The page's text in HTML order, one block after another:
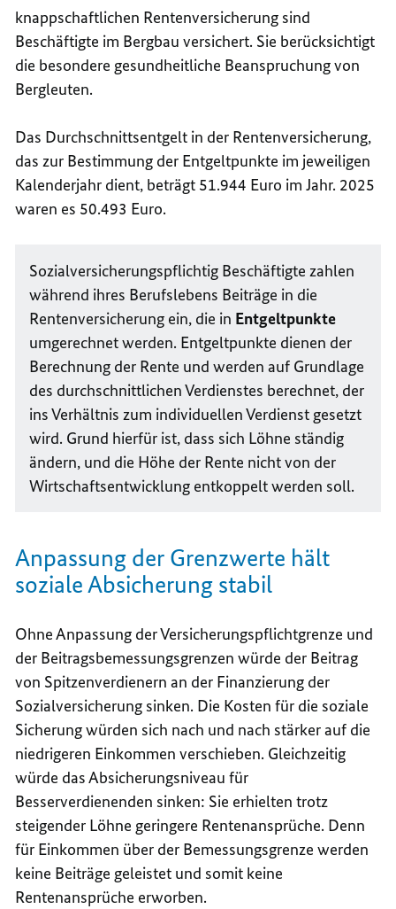
knappschaftlichen Rentenversicherung sind
Beschäftigte im Bergbau versichert. Sie berücksichtigt
die besondere gesundheitliche Beanspruchung von
Bergleuten.
Das Durchschnittsentgelt in der Rentenversicherung,
das zur Bestimmung der Entgeltpunkte im jeweiligen
Kalenderjahr dient, beträgt 51.944 Euro im Jahr. 2025
waren es 50.493 Euro.
Sozialversicherungspflichtig Beschäftigte zahlen
während ihres Berufslebens Beiträge in die
Rentenversicherung ein, die in Entgeltpunkte
umgerechnet werden. Entgeltpunkte dienen der
Berechnung der Rente und werden auf Grundlage
des durchschnittlichen Verdienstes berechnet, der
ins Verhältnis zum individuellen Verdienst gesetzt
wird. Grund hierfür ist, dass sich Löhne ständig
ändern, und die Höhe der Rente nicht von der
Wirtschaftsentwicklung entkoppelt werden soll.
Anpassung der Grenzwerte hält
soziale Absicherung stabil
Ohne Anpassung der Versicherungspflichtgrenze und
der Beitragsbemessungsgrenzen würde der Beitrag
von Spitzenverdienern an der Finanzierung der
Sozialversicherung sinken. Die Kosten für die soziale
Sicherung würden sich nach und nach stärker auf die
niedrigeren Einkommen verschieben. Gleichzeitig
würde das Absicherungsniveau für
Besserverdienenden sinken: Sie erhielten trotz
steigender Löhne geringere Rentenansprüche. Denn
für Einkommen über der Bemessungsgrenze werden
keine Beiträge geleistet und somit keine
Rentenansprüche erworben.